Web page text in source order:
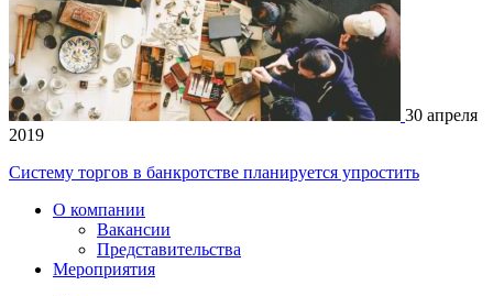
30 апреля
2019
Систему торгов в банкротстве планируется упростить
О компании
Вакансии
Представительства
Мероприятия